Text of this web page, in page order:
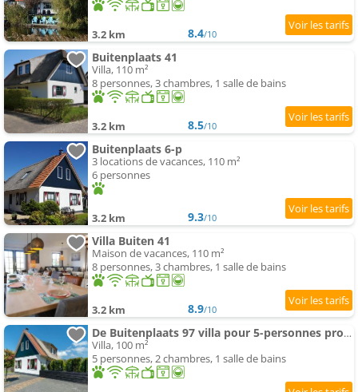
3.2 km 8.4/10
Buitenplaats 41
Villa, 110 m²
8 personnes, 3 chambres, 1 salle de bains
3.2 km 8.5/10
Buitenplaats 6-p
3 locations de vacances, 110 m²
6 personnes
3.2 km 9.3/10
Villa Buiten 41
Maison de vacances, 110 m²
8 personnes, 3 chambres, 1 salle de bains
3.2 km 8.9/10
De Buitenplaats 97 villa pour 5-personnes proche de plage
Villa, 100 m²
5 personnes, 2 chambres, 1 salle de bains